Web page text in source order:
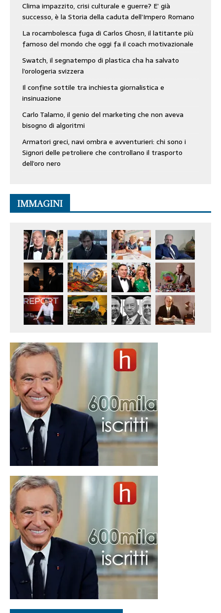
Clima impazzito, crisi culturale e guerre? E’ già
successo, è la Storia della caduta dell’Impero Romano
La rocambolesca fuga di Carlos Ghosn, il latitante più
famoso del mondo che oggi fa il coach motivazionale
Swatch, il segnatempo di plastica cha ha salvato
l’orologeria svizzera
Il confine sottile tra inchiesta giornalistica e
insinuazione
Carlo Talamo, il genio del marketing che non aveva
bisogno di algoritmi
Armatori greci, navi ombra e avventurieri: chi sono i
Signori delle petroliere che controllano il trasporto
dell’oro nero
IMMAGINI